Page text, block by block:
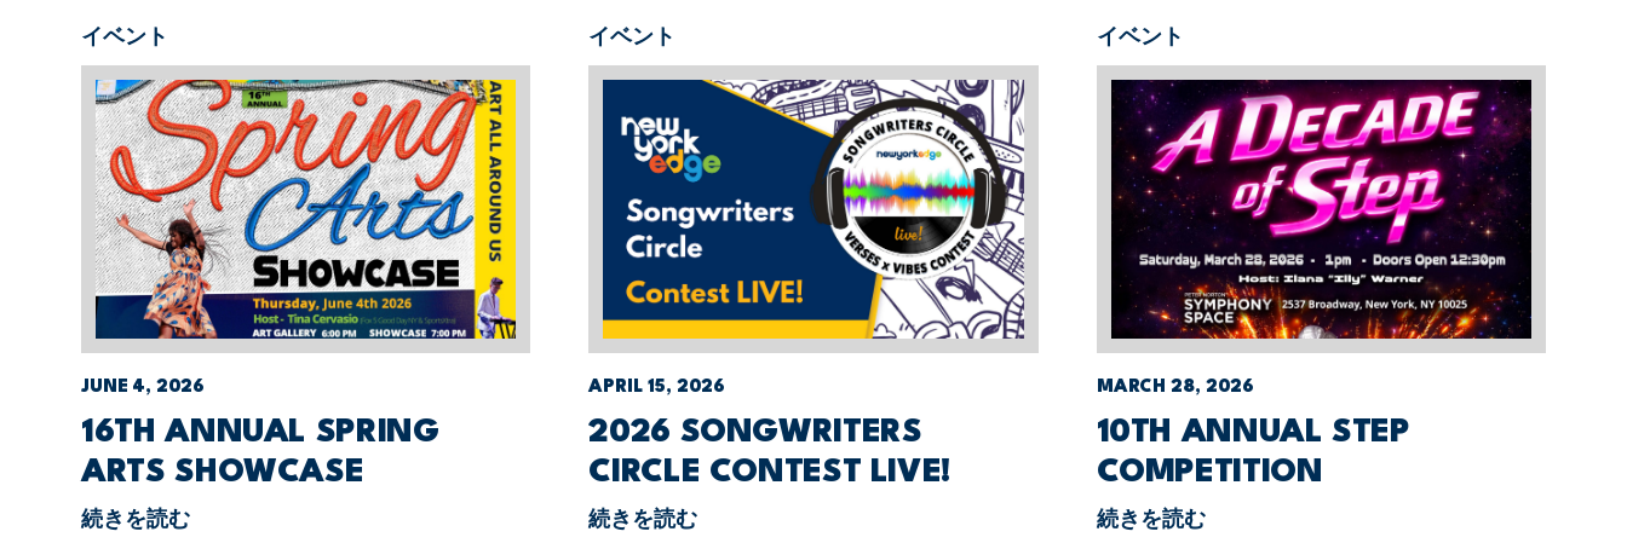
イベント
JUNE 4, 2026
16TH ANNUAL SPRING
ARTS SHOWCASE
続きを読む
イベント
APRIL 15, 2026
2026 SONGWRITERS
CIRCLE CONTEST LIVE!
続きを読む
イベント
MARCH 28, 2026
10TH ANNUAL STEP
COMPETITION
続きを読む